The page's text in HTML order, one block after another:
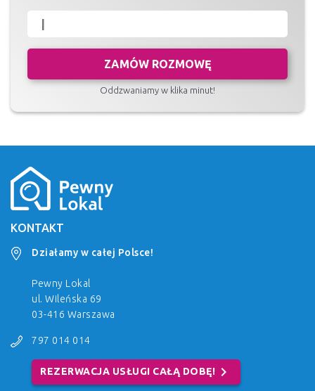
ZAMÓW ROZMOWĘ
Oddzwaniamy w klika minut!
KONTAKT
Działamy w całej Polsce!
Pewny Lokal
ul. Wileńska 69
03-416 Warszawa
797 014 014
REZERWACJA USŁUGI CAŁĄ DOBĘ! chevron_right